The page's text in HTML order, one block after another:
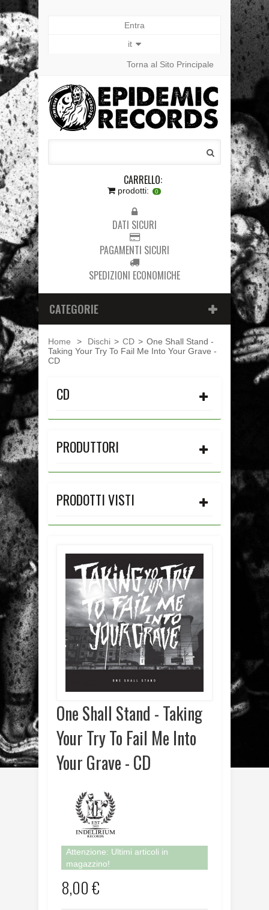
Entra
it
Torna al Sito Principale
CARRELLO:
prodotti: 0
DATI SICURI
PAGAMENTI SICURI
SPEDIZIONI ECONOMICHE
CATEGORIE
Home > Dischi > CD > One Shall Stand -
Taking Your Try To Fail Me Into Your Grave -
CD
CD
PRODUTTORI
PRODOTTI VISTI
One Shall Stand - Taking
Your Try To Fail Me Into
Your Grave - CD
Attenzione: Ultimi articoli in
magazzino!
8,00 €